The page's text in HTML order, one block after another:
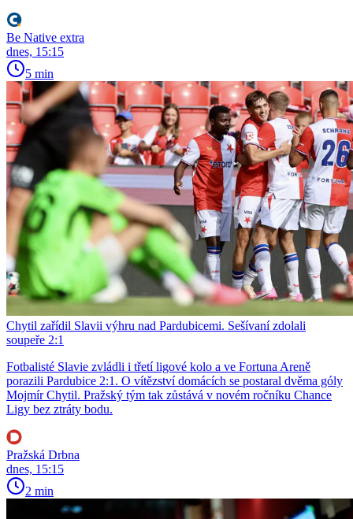
Be Native extra
dnes, 15:15
5 min
Chytil zařídil Slavii výhru nad Pardubicemi. Sešívaní zdolali
soupeře 2:1
Fotbalisté Slavie zvládli i třetí ligové kolo a ve Fortuna Areně
porazili Pardubice 2:1. O vítězství domácích se postaral dvěma góly
Mojmír Chytil. Pražský tým tak zůstává v novém ročníku Chance
Ligy bez ztráty bodu.
Pražská Drbna
dnes, 15:15
2 min